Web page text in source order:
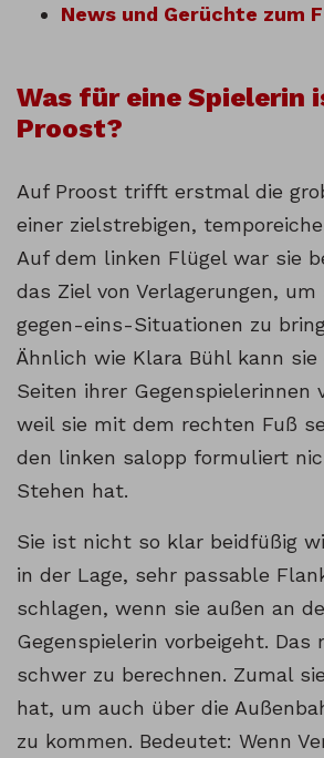
News und Gerüchte zum
Was für eine Spielerin
Proost?
Auf Proost trifft erstmal die
einer zielstrebigen,
Auf dem linken Flügel war sie
das Ziel von Verlagerungen,
gegen-eins-Situationen zu
Ähnlich wie Klara Bühl kann sie
Seiten ihrer Gegenspielerinnen
weil sie mit dem rechten Fuß
den linken salopp formuliert
Stehen hat.
Sie ist nicht so klar beidfüßig
in der Lage, sehr passable
schlagen, wenn sie außen an
Gegenspielerin vorbeigeht. Das
schwer zu berechnen. Zumal
hat, um auch über die
zu kommen. Bedeutet: Wenn